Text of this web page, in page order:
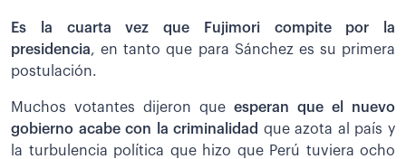
Es la cuarta vez que Fujimori compite por la
presidencia, en tanto que para Sánchez es su primera
postulación.
Muchos votantes dijeron que esperan que el nuevo
gobierno acabe con la criminalidad que azota al país y
la turbulencia política que hizo que Perú tuviera ocho